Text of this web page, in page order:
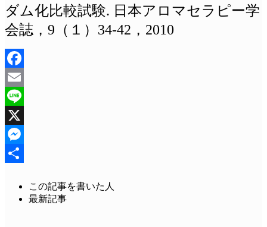
ダム化比較試験. 日本アロマセラピー学
会誌，9（１）34-42，2010
Facebook
Email
Line
X
Messenger
この記事を書いた人
最新記事